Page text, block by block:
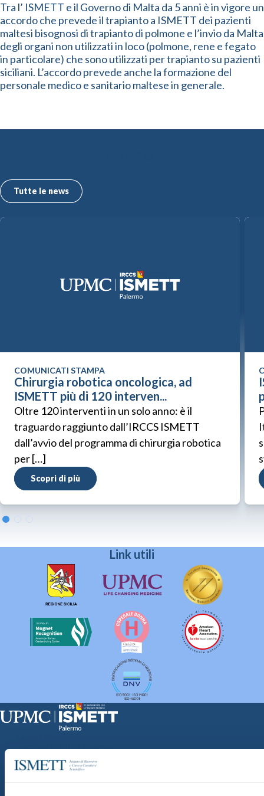
Tra l’ ISMETT e il Governo di Malta da 5 anni è in vigore un
accordo che prevede il trapianto a ISMETT dei pazienti
maltesi bisognosi di trapianto di polmone e l’invio da Malta
degli organi non utilizzati in loco (polmone, rene e fegato
in particolare) che sono utilizzati per trapianto su pazienti
siciliani. L’accordo prevede anche la formazione del
personale medico e sanitario maltese in generale.
Tutte le news
COMUNICATI STAMPA
Chirurgia robotica oncologica, ad
ISMETT più di 120 interven...
Oltre 120 interventi in un solo anno: è il
traguardo raggiunto dall’IRCCS ISMETT
dall’avvio del programma di chirurgia robotica
per […]
Scopri di più
Link utili
Via Discesa dei Giudici 4 90133 Palermo